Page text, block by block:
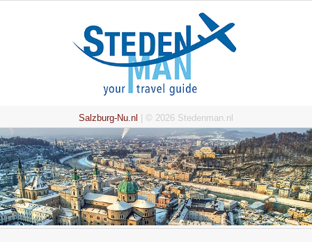
Salzburg-Nu.nl | © 2026 Stedenman.nl